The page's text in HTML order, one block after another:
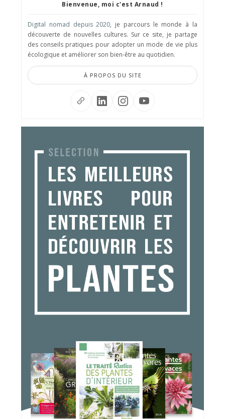
Bienvenue, moi c'est Arnaud !
Digital nomad depuis 2020, je parcours le monde à la
découverte de nouvelles cultures. Sur ce site, je partage
des conseils pratiques pour adopter un mode de vie plus
écologique et améliorer son bien-être au quotidien.
À PROPOS DU SITE